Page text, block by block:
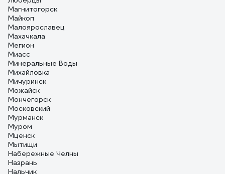
Магнитогорск
Майкоп
Малоярославец
Махачкала
Мегион
Миасс
Минеральные Воды
Михайловка
Мичуринск
Можайск
Мончегорск
Московский
Мурманск
Муром
Мценск
Мытищи
Набережные Челны
Назрань
Нальчик